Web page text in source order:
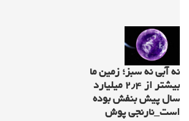
نه آبی نه سبز؛ زمین ما
بیشتر از ۲٫۴ میلیارد
سال پیش بنفش بوده
است_نارنجی پوش